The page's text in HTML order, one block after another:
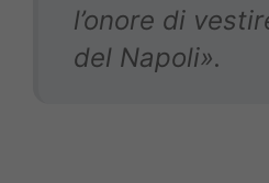
l’onore di
del Napoli».